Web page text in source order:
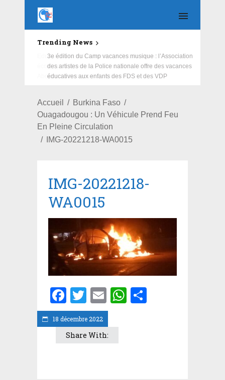
Trending News
Education : la fédération de la Russie rénove les
écoles primaire et collège du Camp Général
Aboubacar Sangoulé Lamizana
Accueil
Burkina Faso
Ouagadougou : Un Véhicule Prend Feu
En Pleine Circulation
IMG-20221218-WA0015
18 décembre 2022
IMG-20221218-
WA0015
Facebook
Twitter
EmailWhatsApp
Share With: